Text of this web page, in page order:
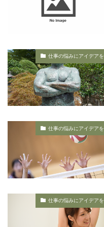
仕事の悩みにアイデアを
仕事の悩みにアイデアを
仕事の悩みにアイデアを